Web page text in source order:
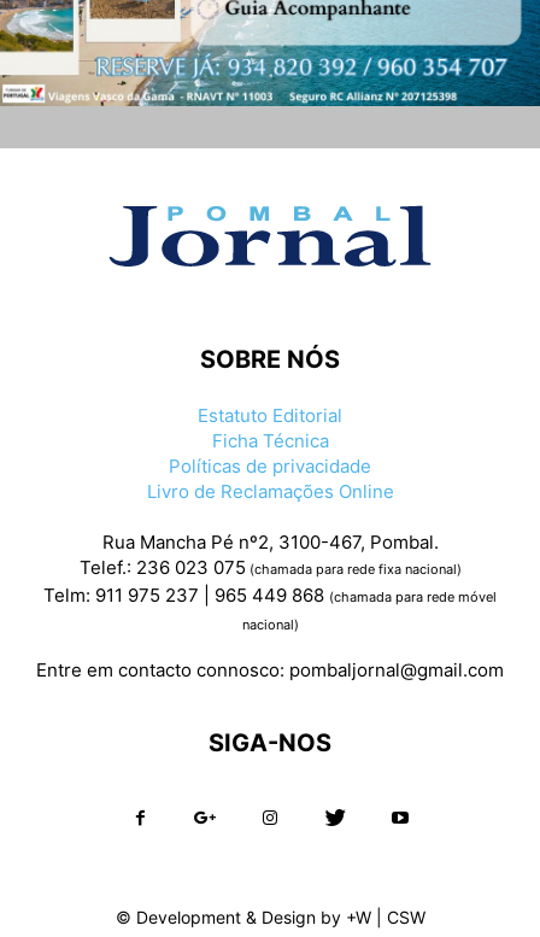
SOBRE NÓS
Estatuto Editorial
Ficha Técnica
Políticas de privacidade
Livro de Reclamações Online
Rua Mancha Pé nº2, 3100-467, Pombal.
Telef.: 236 023 075 (chamada para rede fixa nacional)
Telm: 911 975 237 | 965 449 868 (chamada para rede móvel
nacional)
Entre em contacto connosco: pombaljornal@gmail.com
SIGA-NOS
© Development & Design by +W| CSW